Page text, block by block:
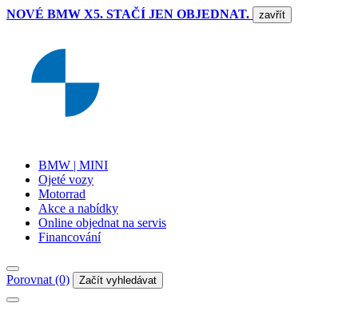
NOVÉ BMW X5. STAČÍ JEN OBJEDNAT. zavřít
BMW | MINI
Ojeté vozy
Motorrad
Akce a nabídky
Online objednat na servis
Financování
Porovnat (0) Začít vyhledávat